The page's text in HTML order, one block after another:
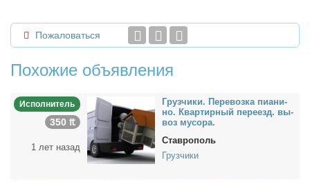
Пожаловаться
Похожие объявления
Исполнитель
350 ₶
1 лет назад
Груз­чи­ки. Пе­ре­воз­ка пи­а­ни­
но. Квар­тир­ный пе­ре­езд. вы­
воз му­со­ра.
Ставрополь
Грузчики